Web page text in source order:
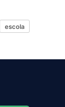
escola